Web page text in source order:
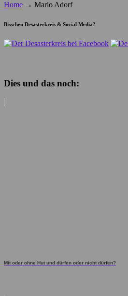
Home → Mario Adorf
Bisschen Desasterkreis & Social Media?
Dies und das noch:
Mit oder ohne Hut und dürfen oder nicht dürfen?